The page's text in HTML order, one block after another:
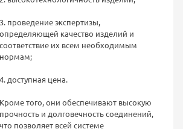
3. проведение экспертизы,
определяющей качество изделий и
соответствие их всем необходимым
нормам;
4. доступная цена.
Кроме того, они обеспечивают высокую
прочность и долговечность соединений,
что позволяет всей системе